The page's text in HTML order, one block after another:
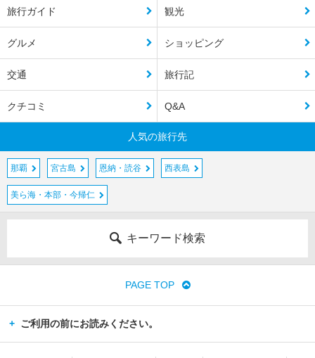
旅行ガイド 観光
グルメ ショッピング
交通 旅行記
クチコミ Q&A
人気の旅行先
那覇 宮古島 恩納・読谷 西表島
美ら海・本部・今帰仁
キーワード検索
PAGE TOP
ご利用の前にお読みください。